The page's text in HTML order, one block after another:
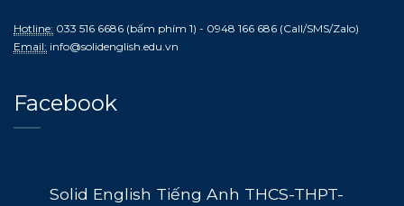
Hotline: 033 516 6686 (bấm phím 1) - 0948 166 686 (Call/SMS/Zalo)
Email: info@solidenglish.edu.vn
Facebook
Solid English Tiếng Anh THCS-THPT-